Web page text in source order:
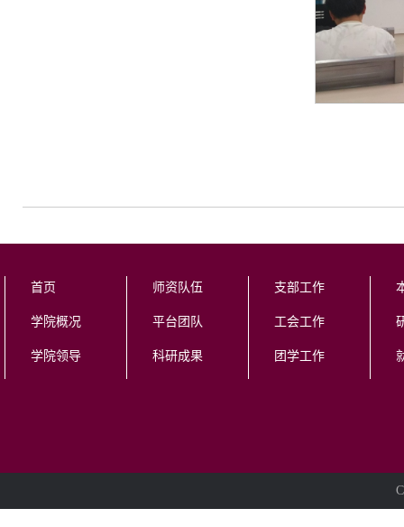
首页
学院概况
学院领导
师资队伍
平台团队
科研成果
支部工作
工会工作
团学工作